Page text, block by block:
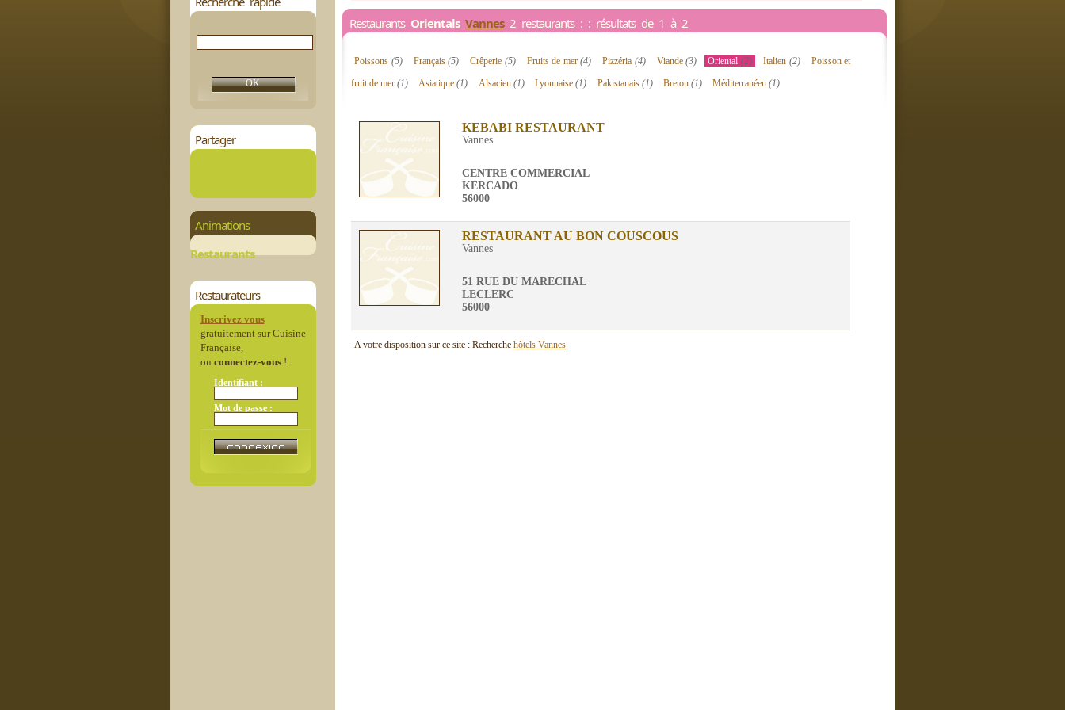
Partager
Animations
Restaurants
Restaurateurs
Inscrivez vous
gratuitement sur Cuisine
Française,
ou connectez-vous!
Identifiant :
Mot de passe :
Restaurants Orientals Vannes2 restaurants : : résultats de 1 à 2
Poissons (5) Français(5) Crêperie (5) Fruits de mer(4) Pizzéria (4) Viande(3) Oriental (2) Italien (2)
Poisson et
fruit de mer (1) Asiatique(1) Alsacien (1) Lyonnaise(1) Pakistanais (1) Breton (1) Méditerranéen(1)
KEBABI RESTAURANT
Vannes
CENTRE COMMERCIAL
KERCADO
56000
RESTAURANT AU BON COUSCOUS
Vannes
51 RUE DU MARECHAL
LECLERC
56000
A votre disposition sur ce site : Recherche hôtels Vannes